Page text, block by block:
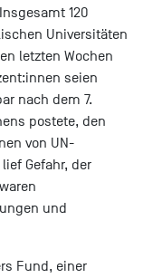
120
Universitäten
letzten Wochen
seien
nach dem 7.
postete, den
von UN-
Gefahr, der
und
Fund, einer